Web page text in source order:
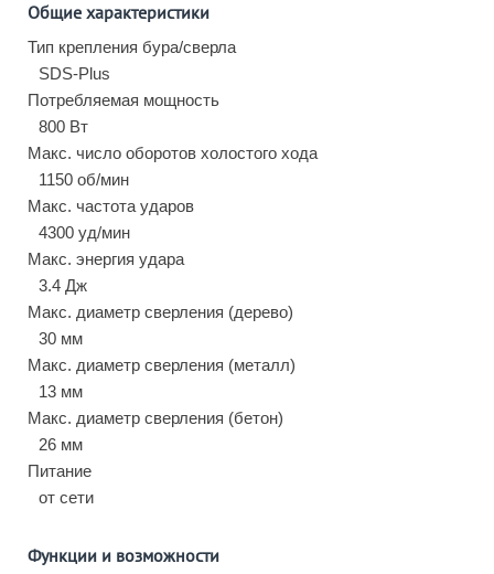
Общие характеристики
Тип крепления бура/сверла
SDS-Plus
Потребляемая мощность
800 Вт
Макс. число оборотов холостого хода
1150 об/мин
Макс. частота ударов
4300 уд/мин
Макс. энергия удара
3.4 Дж
Макс. диаметр сверления (дерево)
30 мм
Макс. диаметр сверления (металл)
13 мм
Макс. диаметр сверления (бетон)
26 мм
Питание
от сети
Функции и возможности